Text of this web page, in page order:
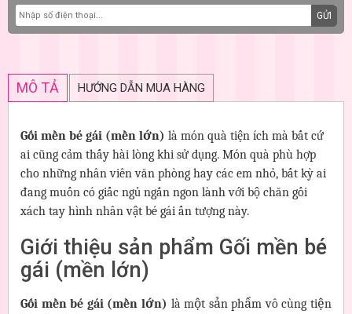
GỬI
MÔ TẢ HƯỚNG DẪN MUA HÀNG
Gối mền bé gái (mền lớn) là món quà tiện ích mà bất cứ
ai cũng cảm thấy hài lòng khi sử dụng. Món quà phù hợp
cho những nhân viên văn phòng hay các em nhỏ, bất kỳ ai
đang muốn có giấc ngủ ngắn ngon lành với bộ chăn gối
xách tay hình nhân vật bé gái ấn tượng này.
Giới thiệu sản phẩm Gối mền bé
gái (mền lớn)
Gối mền bé gái (mền lớn) là một sản phẩm vô cùng tiện